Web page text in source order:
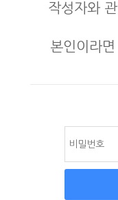
작성자와
본인이라